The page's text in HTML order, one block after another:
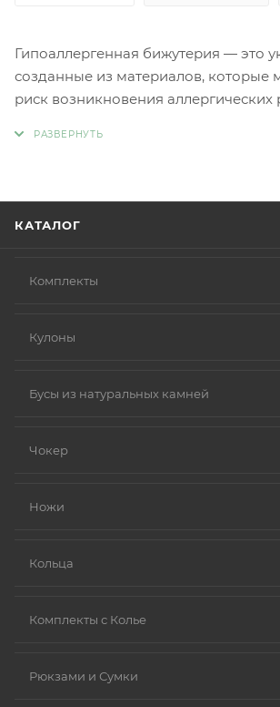
Гипоаллергенная бижутерия — это
созданные из материалов, которые
риск возникновения аллергических
гипоаллергенной бижутерии
Нержавеющая сталь.
в сплаве может вызывать реакцию).
покрытия других металлов, таких
Золото (особенно высокой пробы,
Платина.
КАТАЛОГ
Комплекты
Кулоны
Бусы из натуральных камней
Чокер
Ножи
Кольца
Комплекты с Колье
Рюкзами и Сумки